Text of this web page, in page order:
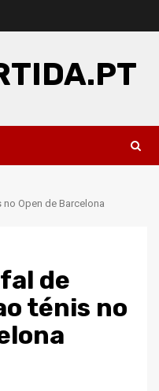
Open de Barcelona
de
ténis no